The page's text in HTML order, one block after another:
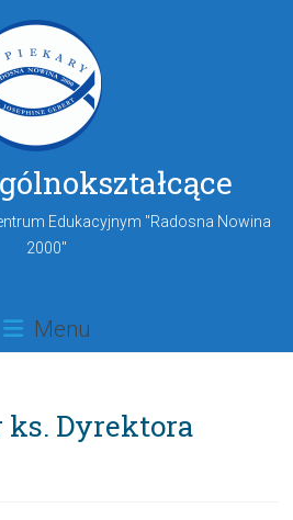
Edukacyjnym "Radosna Nowina
2000"
Menu
ks. Dyrektora